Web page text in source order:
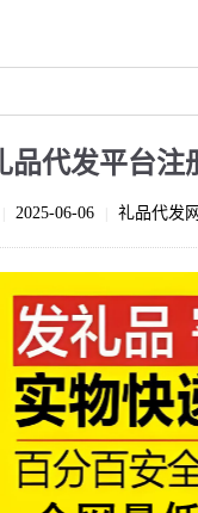
品代发平台注
2025-06-06 礼品代发网